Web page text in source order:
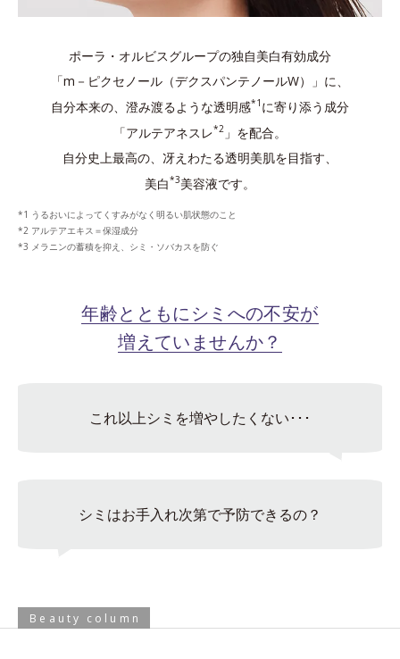
ポーラ・オルビスグループの独自美白有効成分
「m－ピクセノール（デクスパンテノールW）」に、
自分本来の、澄み渡るような透明感*1 に寄り添う成分
「アルテアネスレ*2 」を配合。
自分史上最高の、冴えわたる透明美肌を目指す、
美白*3美容液です。
うるおいによってくすみがなく明るい肌状態のこと
アルテアエキス＝保湿成分
メラニンの蓄積を抑え、シミ・ソバカスを防ぐ
年齢とともにシミへの不安が
増えていませんか？
これ以上シミを増やしたくない･･･
シミはお手入れ次第で予防できるの？
Beauty column